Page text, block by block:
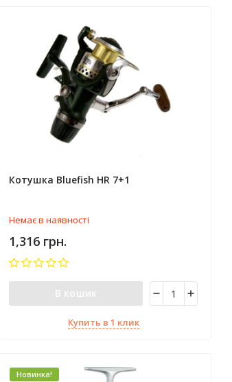
Котушка Bluefish HR 7+1
Немає в наявності
1,316 грн.
В кошик
Купить в 1 клик
Новинка!